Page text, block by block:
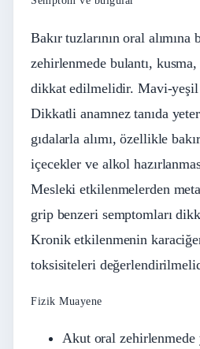
Bakır tuzlarının oral alımına
zehirlenmede bulantı, kusma,
dikkat edilmelidir. Mavi-yeşil
Dikkatli anamnez tanıda
gıdalarla alımı, özellikle
içecekler ve alkol
Mesleki etkilenmelerden
grip benzeri semptomları
Kronik etkilenmenin
toksisiteleri
Fizik Muayene
Akut oral